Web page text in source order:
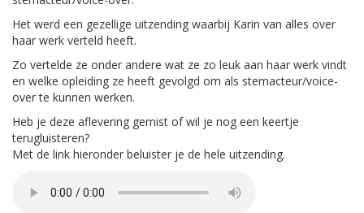
Het werd een gezellige uitzending waarbij Karin van alles over
haar werk verteld heeft.
Zo vertelde ze onder andere wat ze zo leuk aan haar werk vindt
en welke opleiding ze heeft gevolgd om als stemacteur/voice-
over te kunnen werken.
Heb je deze aflevering gemist of wil je nog een keertje
terugluisteren?
Met de link hieronder beluister je de hele uitzending.